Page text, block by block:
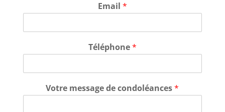
Email *
Téléphone*
Votre message de condoléances*